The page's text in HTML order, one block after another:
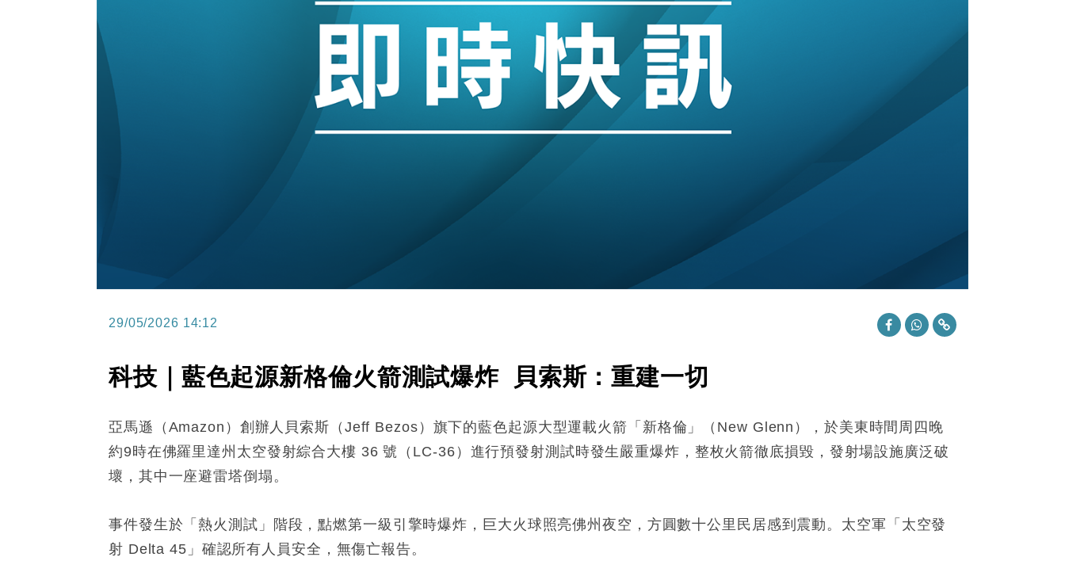
財經｜韓股反覆波動收跌 連挫7周創逾3年最長跌勢
財經｜內地7月美元計價出口增近24%勝預期 貿易順差達1125億美元
12:44 財經｜日本春季三度入市撐日圓 4月單日斥6.28萬億日圓干預創新高
11:12 國際｜特朗普料美伊戰事快結束 承認部分彈藥庫存緊張
15:59 財經｜SA售股自救後再出手 斥4億美元押注未上市公司
29/05/2026 14:12
科技｜藍色起源新格倫火箭測試爆炸 貝索斯：重建一切
亞馬遜（Amazon）創辦人貝索斯（Jeff Bezos）旗下的藍色起源大型運載火箭「新格倫」（New Glenn），於美東時間周四晚
約9時在佛羅里達州太空發射綜合大樓 36 號（LC-36）進行預發射測試時發生嚴重爆炸，整枚火箭徹底損毀，發射場設施廣泛破
壞，其中一座避雷塔倒塌。
事件發生於「熱火測試」階段，點燃第一級引擎時爆炸，巨大火球照亮佛州夜空，方圓數十公里民居感到震動。太空軍「太空發
射 Delta 45」確認所有人員安全，無傷亡報告。